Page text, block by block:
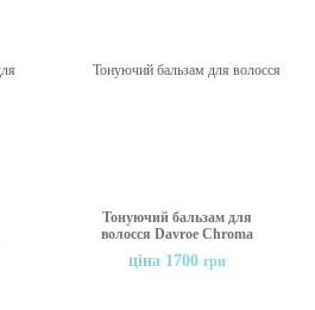
Тонуючий бальзам для
волосся Davroe Chroma
Colour Treatments
Blushing Gold, 200 мл
ціна 1700 грн